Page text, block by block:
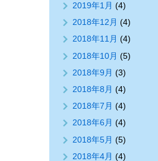
2019年1月 (4)
2018年12月 (4)
2018年11月 (4)
2018年10月 (5)
2018年9月 (3)
2018年8月 (4)
2018年7月 (4)
2018年6月 (4)
2018年5月 (5)
2018年4月 (4)